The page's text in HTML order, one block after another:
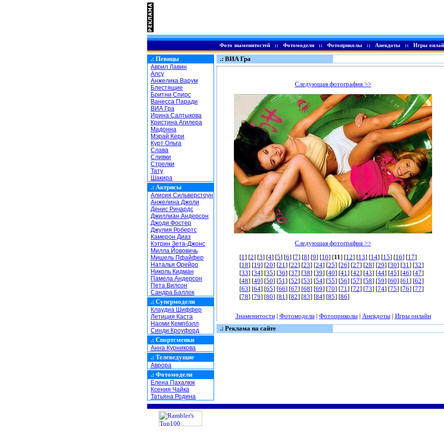
Фото знаменитостей:: Фотомодели:: Фотоприколы:: Анекдоты:: Игры
.: Певицы
Аврил Лавин
Алсу
Анжелика Варум
Блестящие
Бритни Спирс
Ванесса Паради
ВИА Гра
Ирина Салтыкова
Кристина Агилера
Мадонна
Мэрай Кери
Курт Ольга
Слава
Сливки
Стрелки
Тату
Шакира
.: Актрисы
Алисия Сильверстоун
Анжелина Джоли
Денис Ричардс
Джиллиан Андерсон
Джоди Фостер
Джулия Робертс
Камерон Диаз
Кэтрин Зета-Джонс
Милла Йововичь
Мишель Пфайфер
Наталья Орейро
Николь Кидман
Памела Андерсон
Пета Вилсон
Сандра Баллок
.: Супермодели
Клаудиа Шиффер
Летиция Каста
Наоми Кемпбэлл
Синди Кроуфорд
.: Спортсменки
Анна Курникова
.: Телеведущие
Аврора
.: Фотомодели
Елена Пахалюк
Ксения Чайка
Татьяна Родина
.: ВИА Гра
Следующая фотография >>
Следующая фотография >>
[1] [2] [3] [4] [5] [6] [7] [8] [9] [10] [11] [12] [13] [14] [15] [16] [17]
[18] [19] [20] [21] [22] [23] [24] [25] [26] [27] [28] [29] [30] [31] [32]
[33] [34] [35] [36] [37] [38] [39] [40] [41] [42] [43] [44] [45] [46] [47]
[48] [49] [50] [51] [52] [53] [54] [55] [56] [57] [58] [59] [60] [61] [62]
[63] [64] [65] [66] [67] [68] [69] [70] [71] [72] [73] [74] [75] [76] [77]
[78] [79] [80] [81] [82] [83] [84] [85] [86]
Знаменитости| Фотомодели| Фотоприколы| Анекдоты| Игры онлайн
.: Реклама на сайте